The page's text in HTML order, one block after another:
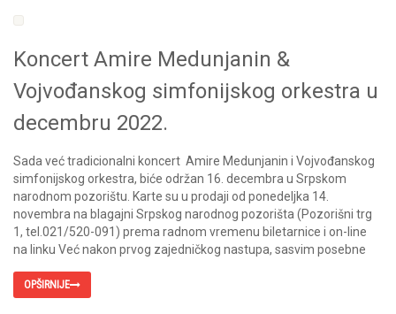
Koncert Amire Medunjanin &
Vojvođanskog simfonijskog orkestra u
decembru 2022.
Sada već tradicionalni koncert Amire Medunjanin i Vojvođanskog
simfonijskog orkestra, biće održan 16. decembra u Srpskom
narodnom pozorištu. Karte su u prodaji od ponedeljka 14.
novembra na blagajni Srpskog narodnog pozorišta (Pozorišni trg
1, tel.021/520-091) prema radnom vremenu biletarnice i on-line
na linku Već nakon prvog zajedničkog nastupa, sasvim posebne
OPŠIRNIJE